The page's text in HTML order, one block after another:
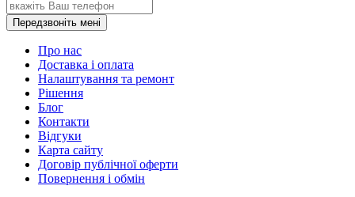
Передзвоніть мені
Про нас
Доставка і оплата
Налаштування та ремонт
Рішення
Блог
Контакти
Відгуки
Карта сайту
Договір публічної оферти
Повернення і обмін